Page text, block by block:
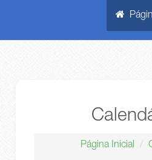
Página Inicial